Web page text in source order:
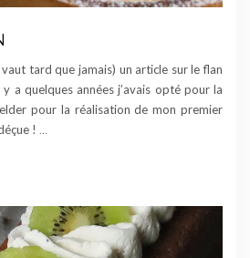
tard que jamais) un article sur le flan
a quelques années j’avais opté pour la
pour la réalisation de mon premier
! …